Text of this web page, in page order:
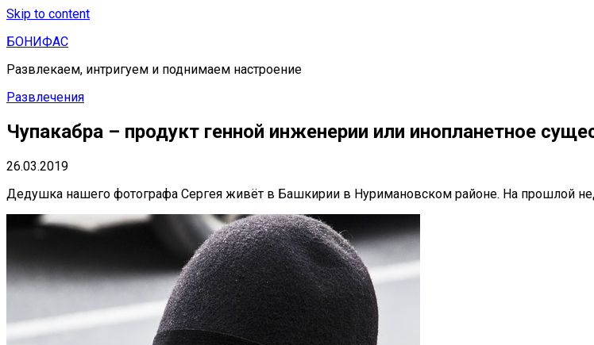
Skip to content
БОНИФАС
Развлекаем, интригуем и поднимаем настроение
Развлечения
Чупакабра – продукт генной инженерии или инопланетное
26.03.2019
Дедушка нашего фотографа Сергея живёт в Башкирии в Нуримановском районе. На прошлой